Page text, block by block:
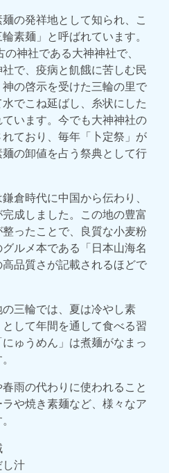
の発祥地として知られ、こ
素麺」と呼ばれています。
神社である大神神社で、
で、疫病と飢餓に苦しむ民
の啓示を受けた三輪の里で
でこね延ばし、糸状にした
います。今でも大神神社の
ており、毎年「卜定祭」が
の卸値を占う祭典として行
倉時代に中国から伝わり、
成しました。この地の豊富
ったことで、良質な小麦粉
ルメ本である「日本山海名
品質さが記載されるほどで
三輪では、夏は冷やし素
して年間を通して食べる習
ゅうめん」は煮麺がなまっ
雨の代わりに使われること
や焼き素麺など、様々なア
汁